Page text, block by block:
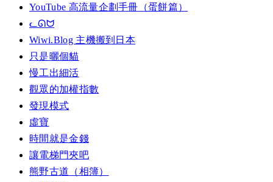
YouTube 高流量企劃手冊（蛋餅篇）
ᓚᘏᗢ
Wiwi.Blog 主機搬到日本
只是曬個貓
慢工出細活
觀眾的加權指數
發現模式
虛寶
時間就是金錢
讓電梯門夾吧
熊野古道（相簿）